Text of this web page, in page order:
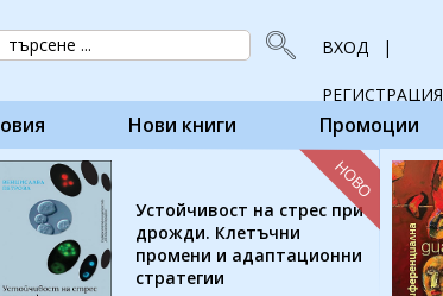
ВХОД |
РЕГИСТРАЦИЯ
Нови книги Промоции
Устойчивост на стрес при
дрожди. Клетъчни
промени и адаптационни
стратегии
НОВО